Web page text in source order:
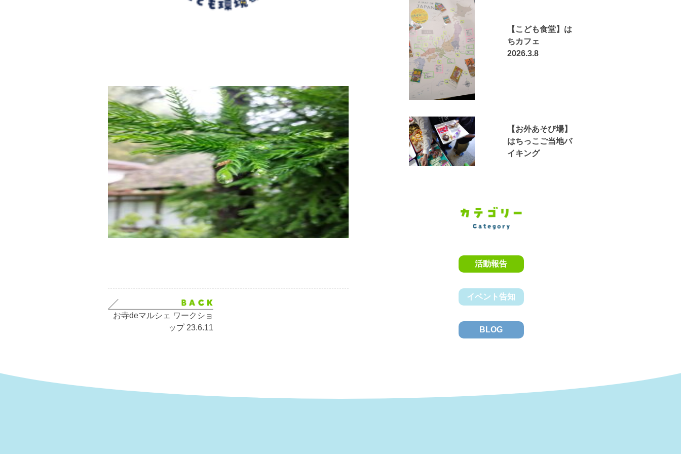
お寺deマルシェ ワークショ
ップ 23.6.11
【こども食堂】は
ちカフェ
2026.3.8
【お外あそび場】
はちっこご当地バ
イキング
活動報告
イベント告知
BLOG